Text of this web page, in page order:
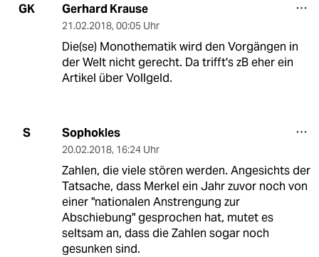
GK Gerhard Krause
21.02.2018, 00:05 Uhr
Die(se) Monothematik wird den Vorgängen in
der Welt nicht gerecht. Da trifft's zB eher ein
Artikel über Vollgeld.
S Sophokles
20.02.2018, 16:24 Uhr
Zahlen, die viele stören werden. Angesichts der
Tatsache, dass Merkel ein Jahr zuvor noch von
einer "nationalen Anstrengung zur
Abschiebung" gesprochen hat, mutet es
seltsam an, dass die Zahlen sogar noch
gesunken sind.